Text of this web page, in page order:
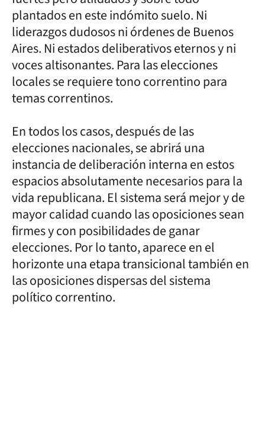
plantados en este indómito suelo. Ni
liderazgos dudosos ni órdenes de Buenos
Aires. Ni estados deliberativos eternos y ni
voces altisonantes. Para las elecciones
locales se requiere tono correntino para
temas correntinos.
En todos los casos, después de las
elecciones nacionales, se abrirá una
instancia de deliberación interna en estos
espacios absolutamente necesarios para la
vida republicana. El sistema será mejor y de
mayor calidad cuando las oposiciones sean
firmes y con posibilidades de ganar
elecciones. Por lo tanto, aparece en el
horizonte una etapa transicional también en
las oposiciones dispersas del sistema
político correntino.